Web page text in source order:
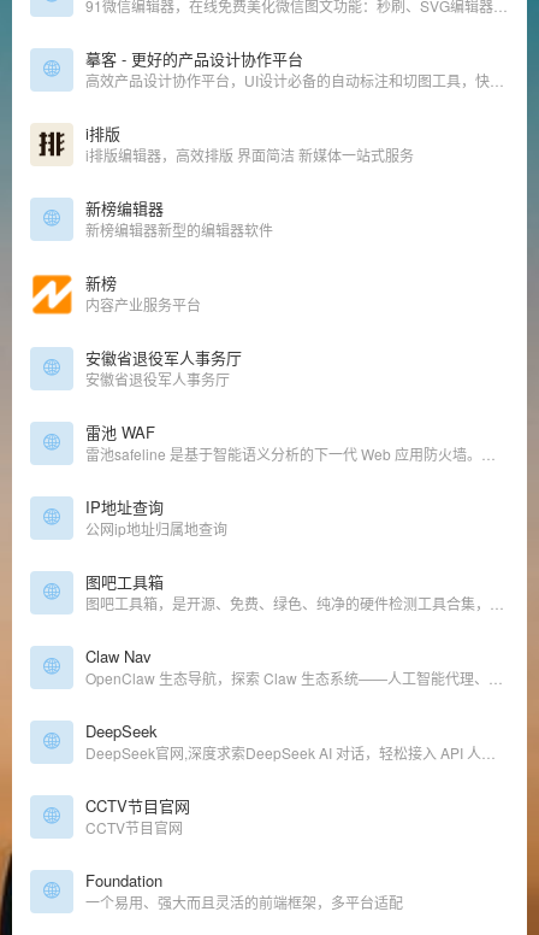
摹客 - 更好的产品设计协作平台
i排版
i排版编辑器，高效排版 界面简洁 新媒体一站式服务
新榜编辑器
新榜编辑器新型的编辑器软件
新榜
内容产业服务平台
安徽省退役军人事务厅
安徽省退役军人事务厅
雷池 WAF
IP地址查询
公网ip地址归属地查询
图吧工具箱
Claw Nav
DeepSeek
CCTV节目官网
CCTV节目官网
Foundation
一个易用、强大而且灵活的前端框架，多平台适配